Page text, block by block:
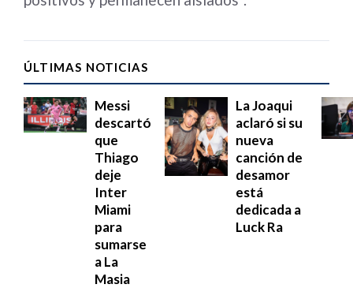
ÚLTIMAS NOTICIAS
Messi
descartó
que
Thiago
deje
Inter
Miami
para
sumarse
a La
Masia
La Joaqui
aclaró si su
nueva
canción de
desamor
está
dedicada a
Luck Ra